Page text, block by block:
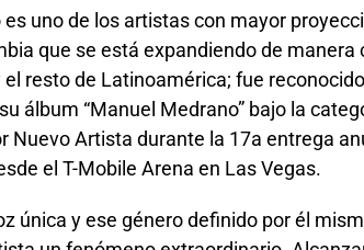
uno de los artistas con mayor
que se está expandiendo de
el resto de Latinoamérica; fue
álbum “Manuel Medrano” bajo la
Nuevo Artista durante la 17a entrega
el T-Mobile Arena en Las Vegas.
única y ese género definido por él